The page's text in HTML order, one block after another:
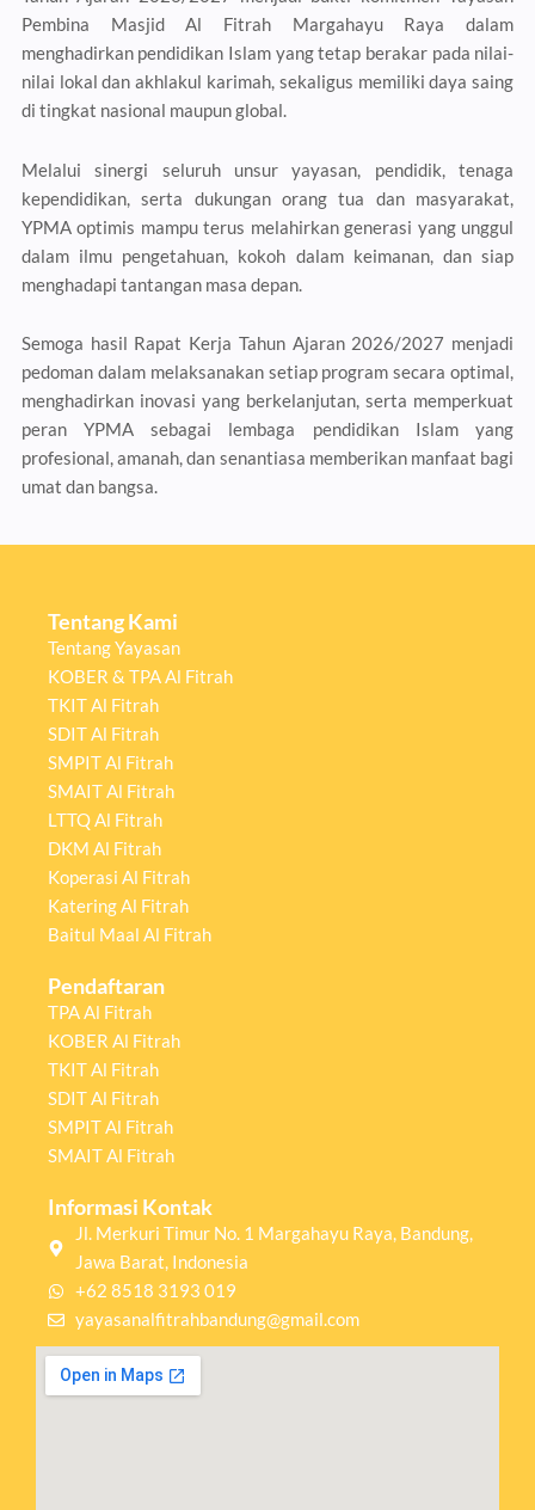
Pembina Masjid Al Fitrah Margahayu Raya dalam
menghadirkan pendidikan Islam yang tetap berakar pada nilai-
nilai lokal dan akhlakul karimah, sekaligus memiliki daya saing
di tingkat nasional maupun global.
Melalui sinergi seluruh unsur yayasan, pendidik, tenaga
kependidikan, serta dukungan orang tua dan masyarakat,
YPMA optimis mampu terus melahirkan generasi yang unggul
dalam ilmu pengetahuan, kokoh dalam keimanan, dan siap
menghadapi tantangan masa depan.
Semoga hasil Rapat Kerja Tahun Ajaran 2026/2027 menjadi
pedoman dalam melaksanakan setiap program secara optimal,
menghadirkan inovasi yang berkelanjutan, serta memperkuat
peran YPMA sebagai lembaga pendidikan Islam yang
profesional, amanah, dan senantiasa memberikan manfaat bagi
umat dan bangsa.
Tentang Kami
Tentang Yayasan
KOBER & TPA Al Fitrah
TKIT Al Fitrah
SDIT Al Fitrah
SMPIT Al Fitrah
SMAIT Al Fitrah
LTTQ Al Fitrah
DKM Al Fitrah
Koperasi Al Fitrah
Katering Al Fitrah
Baitul Maal Al Fitrah
Pendaftaran
TPA Al Fitrah
KOBER Al Fitrah
TKIT Al Fitrah
SDIT Al Fitrah
SMPIT Al Fitrah
SMAIT Al Fitrah
Informasi Kontak
Jl. Merkuri Timur No. 1 Margahayu Raya, Bandung,
Jawa Barat, Indonesia
+62 8518 3193 019
yayasanalfitrahbandung@gmail.com